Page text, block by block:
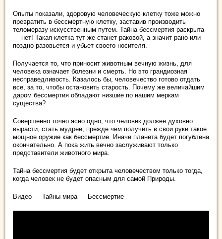
Опыты показали, здоровую человеческую клетку тоже можно
превратить в бессмертную клетку, заставив производить
теломеразу искусственным путем. Тайна бессмертия раскрыта
— нет! Такая клетка тут же станет раковой, а значит рано или
поздно разовьется и убьет своего носителя.
Получается то, что приносит животным вечную жизнь, для
человека означает болезни и смерть. Но это грандиозная
несправедливость. Казалось бы, человечество готово отдать
все, за то, чтобы остановить старость. Почему же величайшим
даром бессмертия обладают низшие по нашим меркам
существа?
Совершенно точно ясно одно, что человек должен духовно
вырасти, стать мудрее, прежде чем получить в свои руки такое
мощное оружие как бессмертие. Иначе планета будет погублена
окончательно. А пока жить вечно заслуживают только
представители животного мира.
Тайна бессмертия будет открыта человечеством только тогда,
когда человек не будет опасным для самой Природы.
Видео — Тайны мира — Бессмертие